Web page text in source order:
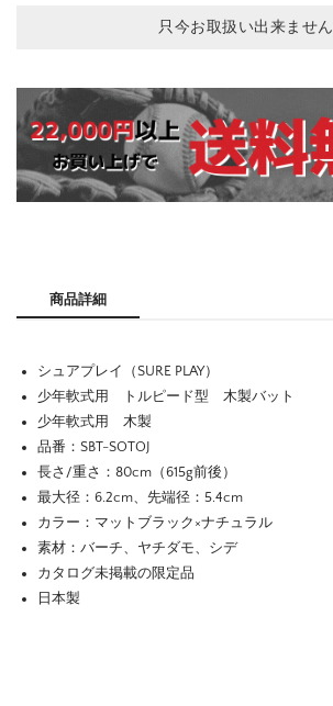
只今お取扱い出来ません
商品詳細
シュアプレイ（SURE PLAY）
少年軟式用 トルピード型 木製バット
少年軟式用 木製
品番：SBT-SOTOJ
長さ/重さ：80cm（615g前後）
最大径：6.2cm、先端径：5.4cm
カラー：マットブラック×ナチュラル
素材：バーチ、ヤチダモ、シデ
カタログ未掲載の限定品
日本製